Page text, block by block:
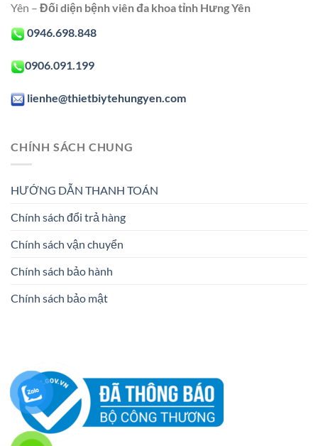
Yên – Đối diện bệnh viên đa khoa tỉnh Hưng Yên
0946.698.848
0906.091.199
lienhe@thietbiytehungyen.com
CHÍNH SÁCH CHUNG
HƯỚNG DẪN THANH TOÁN
Chính sách đổi trả hàng
Chính sách vận chuyển
Chính sách bảo hành
Chính sách bảo mật